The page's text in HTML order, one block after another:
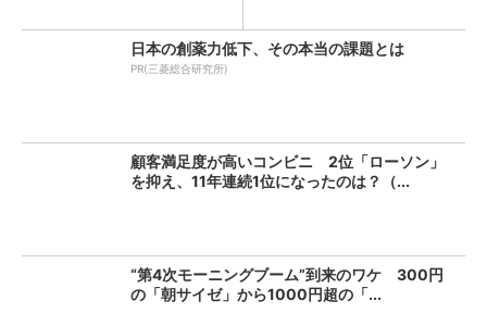
日本の創薬力低下、その本当の課題とは
PR(三菱総合研究所)
顧客満足度が高いコンビニ 2位「ローソン」
を抑え、11年連続1位になったのは？（...
“第4次モーニングブーム”到来のワケ 300円
の「朝サイゼ」から1000円超の「...